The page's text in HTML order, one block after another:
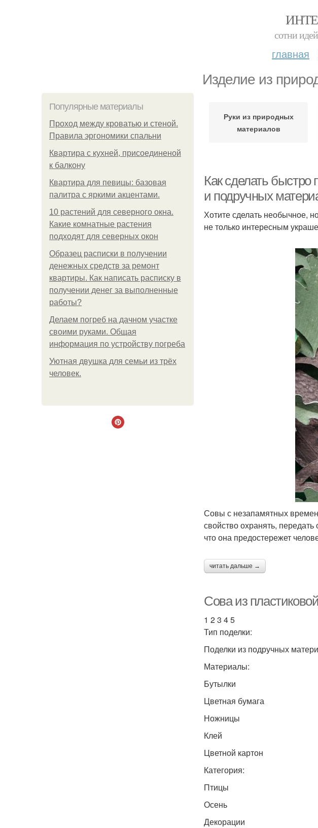
сотни
главная
Изделие из
Популярные материалы
Проход между кроватью и стеной.
Правила эргономики спальни
Квартира с кухней, присоединеной
к балкону
Квартира для певицы: базовая
палитра с яркими акцентами.
10 растений для северного окна.
Какие комнатные растения
подходят для северных окон
Образец расписки в получении
денежных средств за ремонт
квартиры. Как написать расписку в
получении денег за выполненные
работы?
Делаем погреб на дачном участке
своими руками. Общая
информация по устройству погреба
Уютная двушка для семьи из трёх
человек.
Руки из природных
материалов
Как сделать
и подручных
Хотите сделать необычное,
не только интересным
Совы с незапамятных
свойство охранять,
что она предостережет
читать дальше →
Сова из
1 2 3 4 5
Тип поделки:
Поделки из подручных
Материалы:
Бутылки
Цветная бумага
Ножницы
Клей
Цветной картон
Категория:
Птицы
Осень
Декорации